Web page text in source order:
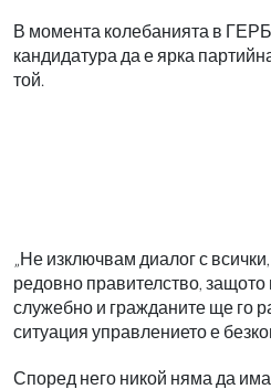
В момента колебанията в
кандидатура да е ярка
той.
„Не изключвам диалог с
редовно правителство,
служебно и гражданите ще го
ситуация управлението е
Според него никой няма да